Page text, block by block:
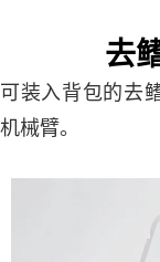
去
可装入背包的去
机械臂。